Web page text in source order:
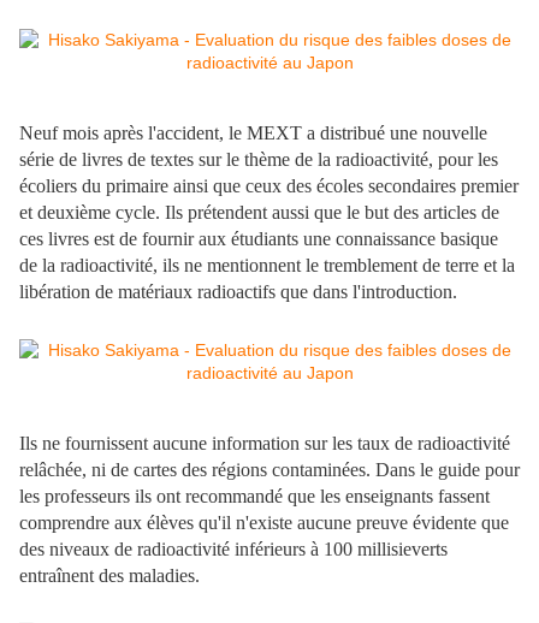
Neuf mois après l'accident, le MEXT a distribué une nouvelle
série de livres de textes sur le thème de la radioactivité, pour les
écoliers du primaire ainsi que ceux des écoles secondaires premier
et deuxième cycle. Ils prétendent aussi que le but des articles de
ces livres est de fournir aux étudiants une connaissance basique
de la radioactivité, ils ne mentionnent le tremblement de terre et la
libération de matériaux radioactifs que dans l'introduction.
Ils ne fournissent aucune information sur les taux de radioactivité
relâchée, ni de cartes des régions contaminées. Dans le guide pour
les professeurs ils ont recommandé que les enseignants fassent
comprendre aux élèves qu'il n'existe aucune preuve évidente que
des niveaux de radioactivité inférieurs à 100 millisieverts
entraînent des maladies.